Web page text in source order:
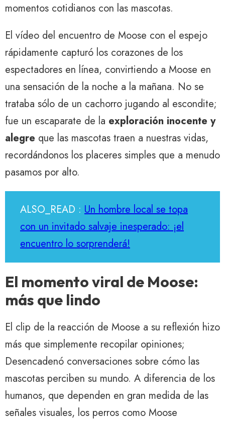
momentos cotidianos con las mascotas.
El vídeo del encuentro de Moose con el espejo
rápidamente capturó los corazones de los
espectadores en línea, convirtiendo a Moose en
una sensación de la noche a la mañana. No se
trataba sólo de un cachorro jugando al escondite;
fue un escaparate de la exploración inocente y
alegre que las mascotas traen a nuestras vidas,
recordándonos los placeres simples que a menudo
pasamos por alto.
ALSO_READ : Un hombre local se topa
con un invitado salvaje inesperado: ¡el
encuentro lo sorprenderá!
El momento viral de Moose:
más que lindo
El clip de la reacción de Moose a su reflexión hizo
más que simplemente recopilar opiniones;
Desencadenó conversaciones sobre cómo las
mascotas perciben su mundo. A diferencia de los
humanos, que dependen en gran medida de las
señales visuales, los perros como Moose